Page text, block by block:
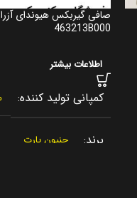
صافی گیربکس هیوندای
463213B000
اطلاعات بیشتر
کمپانی تولید کننده
برند جنیون پارت